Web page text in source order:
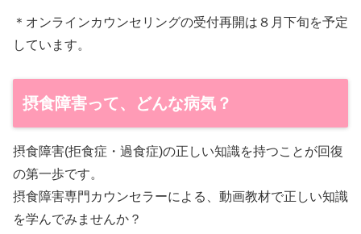
＊オンラインカウンセリングの受付再開は８月下旬を予定
しています。
摂食障害って、どんな病気？
摂食障害(拒食症・過食症)の正しい知識を持つことが回復
の第一歩です。
摂食障害専門カウンセラーによる、動画教材で正しい知識
を学んでみませんか？